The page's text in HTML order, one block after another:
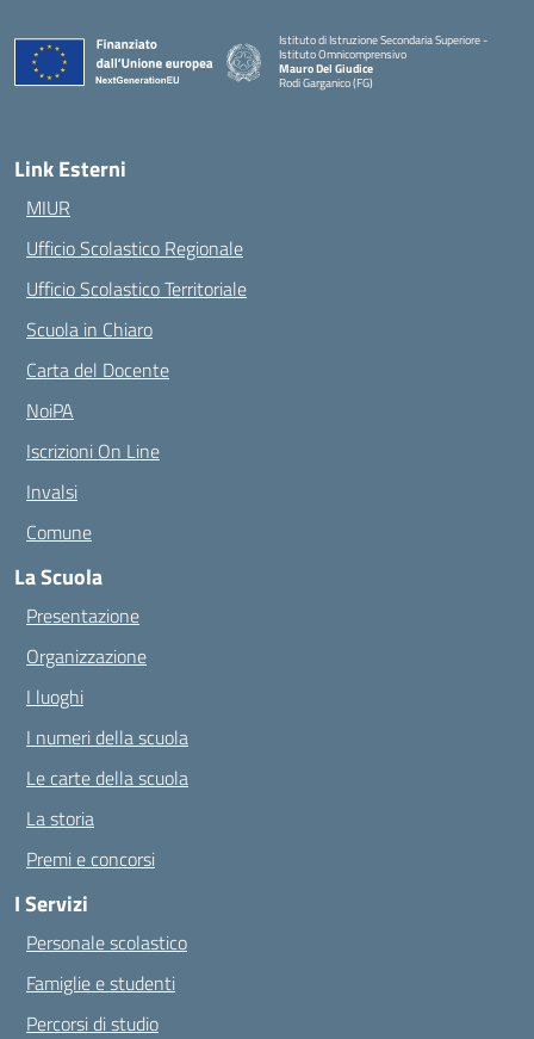
Istituto di Istruzione Secondaria Superiore -
Istituto Omnicomprensivo
Mauro Del Giudice
Rodi Garganico (FG)
— Visita la pagina iniziale della scuola
Link Esterni
MIUR
Ufficio Scolastico Regionale
Ufficio Scolastico Territoriale
Scuola in Chiaro
Carta del Docente
NoiPA
Iscrizioni On Line
Invalsi
Comune
La Scuola
Presentazione
Organizzazione
I luoghi
I numeri della scuola
Le carte della scuola
La storia
Premi e concorsi
I Servizi
Personale scolastico
Famiglie e studenti
Percorsi di studio